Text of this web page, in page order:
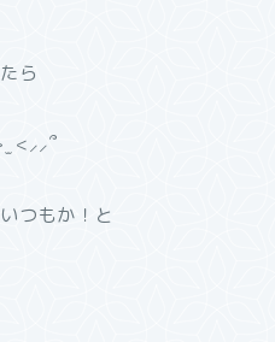
ら
<⸝⸝՞
つもか！と